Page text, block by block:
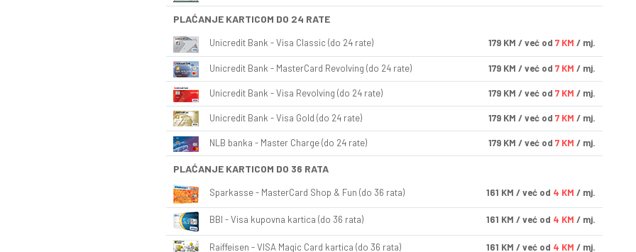
PLAĆANJE KARTICOM DO 24 RATE
Unicredit Bank - Visa Classic (do 24 rate) 179 KM / već od 7 KM / mj.
Unicredit Bank - MasterCard Revolving (do 24 rate) 179 KM / već od 7 KM / mj.
Unicredit Bank - Visa Revolving (do 24 rate) 179 KM / već od 7 KM / mj.
Unicredit Bank - Visa Gold (do 24 rate) 179 KM / već od 7 KM / mj.
NLB banka - Master Charge (do 24 rate) 179 KM / već od 7 KM / mj.
PLAĆANJE KARTICOM DO 36 RATA
Sparkasse - MasterCard Shop & Fun (do 36 rata) 161 KM / već od 4 KM / mj.
BBI - Visa kupovna kartica (do 36 rata) 161 KM / već od 4 KM / mj.
Raiffeisen - VISA Magic Card kartica (do 36 rata) 161 KM / već od 4 KM / mj.